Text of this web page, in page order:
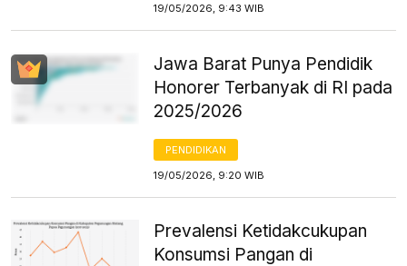
19/05/2026, 9:43 WIB
Jawa Barat Punya Pendidik
Honorer Terbanyak di RI pada
2025/2026
PENDIDIKAN
19/05/2026, 9:20 WIB
Prevalensi Ketidakcukupan
Konsumsi Pangan di